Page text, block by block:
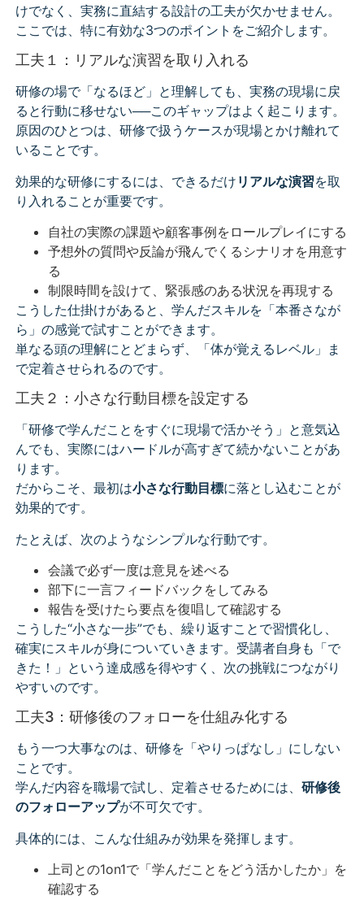
けでなく、実務に直結する設計の工夫が欠かせません。
ここでは、特に有効な3つのポイントをご紹介します。
工夫１：リアルな演習を取り入れる
研修の場で「なるほど」と理解しても、実務の現場に戻
ると行動に移せない──このギャップはよく起こります。
原因のひとつは、研修で扱うケースが現場とかけ離れて
いることです。
効果的な研修にするには、できるだけ リアルな演習を取
り入れることが重要です。
自社の実際の課題や顧客事例をロールプレイにする
予想外の質問や反論が飛んでくるシナリオを用意す
る
制限時間を設けて、緊張感のある状況を再現する
こうした仕掛けがあると、学んだスキルを「本番さなが
ら」の感覚で試すことができます。
単なる頭の理解にとどまらず、「体が覚えるレベル」ま
で定着させられるのです。
工夫２：小さな行動目標を設定する
「研修で学んだことをすぐに現場で活かそう」と意気込
んでも、実際にはハードルが高すぎて続かないことがあ
ります。
だからこそ、最初は小さな行動目標に落とし込むことが
効果的です。
たとえば、次のようなシンプルな行動です。
会議で必ず一度は意見を述べる
部下に一言フィードバックをしてみる
報告を受けたら要点を復唱して確認する
こうした“小さな一歩”でも、繰り返すことで習慣化し、
確実にスキルが身についていきます。受講者自身も「で
きた！」という達成感を得やすく、次の挑戦につながり
やすいのです。
工夫3：研修後のフォローを仕組み化する
もう一つ大事なのは、研修を「やりっぱなし」にしない
ことです。
学んだ内容を職場で試し、定着させるためには、 研修後
のフォローアップが不可欠です。
具体的には、こんな仕組みが効果を発揮します。
上司との1on1で「学んだことをどう活かしたか」を
確認する